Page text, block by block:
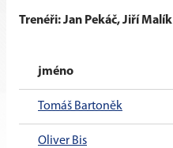
Trenéři: Jan Pekáč, Jiří Malík
jméno
Tomáš Bartoněk
Oliver Bis